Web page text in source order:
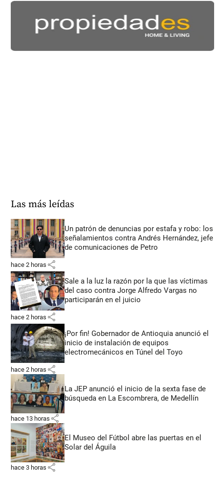
Las más leídas
Un patrón de denuncias por estafa y robo: los
señalamientos contra Andrés Hernández, jefe
de comunicaciones de Petro
hace 2 horas share
Sale a la luz la razón por la que las víctimas
del caso contra Jorge Alfredo Vargas no
participarán en el juicio
hace 2 horas share
¡Por fin! Gobernador de Antioquia anunció el
inicio de instalación de equipos
electromecánicos en Túnel del Toyo
hace 2 horas share
La JEP anunció el inicio de la sexta fase de
búsqueda en La Escombrera, de Medellín
hace 13 horas share
El Museo del Fútbol abre las puertas en el
Solar del Águila
hace 3 horas share